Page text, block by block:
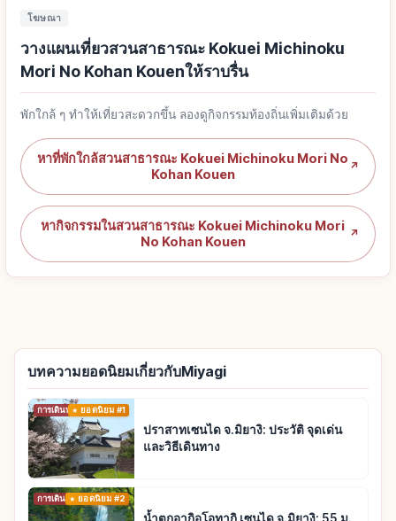
โฆษณา
วางแผนเที่ยวสวนสาธารณะ Kokuei Michinoku
Mori No Kohan Kouenให้ราบรื่น
พักใกล้ ๆ ทำให้เที่ยวสะดวกขึ้น ลองดูกิจกรรมท้องถิ่นเพิ่มเติมด้วย
หาที่พักใกล้สวนสาธารณะ Kokuei Michinoku Mori No
Kohan Kouen
↗
หากิจกรรมในสวนสาธารณะ Kokuei Michinoku Mori
No Kohan Kouen
↗
บทความยอดนิยมเกี่ยวกับMiyagi
การเดินทาง ยอดนิยม #1
ปราสาทเซนได จ.มิยางิ: ประวัติ จุดเด่น
และวิธีเดินทาง
การเดินทางยอดนิยม #2